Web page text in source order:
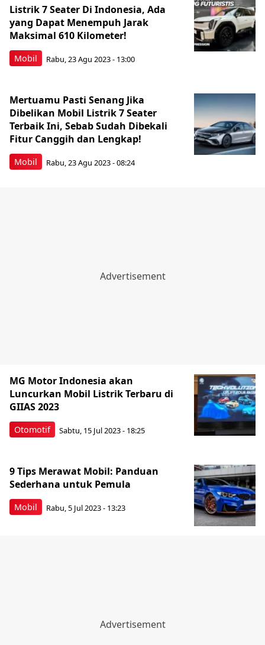
Mobil
Listrik 7 Seater Di Indonesia, Ada
yang Dapat Menempuh Jarak
Maksimal 610 Kilometer!
Rabu, 23 Agu 2023 - 13:00
Mobil
Mertuamu Pasti Senang Jika
Dibelikan Mobil Listrik 7 Seater
Terbaik Ini, Sebab Sudah Dibekali
Fitur Canggih dan Lengkap!
Rabu, 23 Agu 2023 - 08:24
Otomotif
MG Motor Indonesia akan
Luncurkan Mobil Listrik Terbaru di
GIIAS 2023
Sabtu, 15 Jul 2023 - 18:25
Mobil
9 Tips Merawat Mobil: Panduan
Sederhana untuk Pemula
Rabu, 5 Jul 2023 - 13:23